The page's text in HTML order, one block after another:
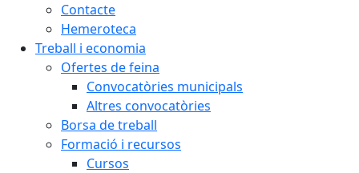
Contacte
Hemeroteca
Treball i economia
Ofertes de feina
Convocatòries municipals
Altres convocatòries
Borsa de treball
Formació i recursos
Cursos